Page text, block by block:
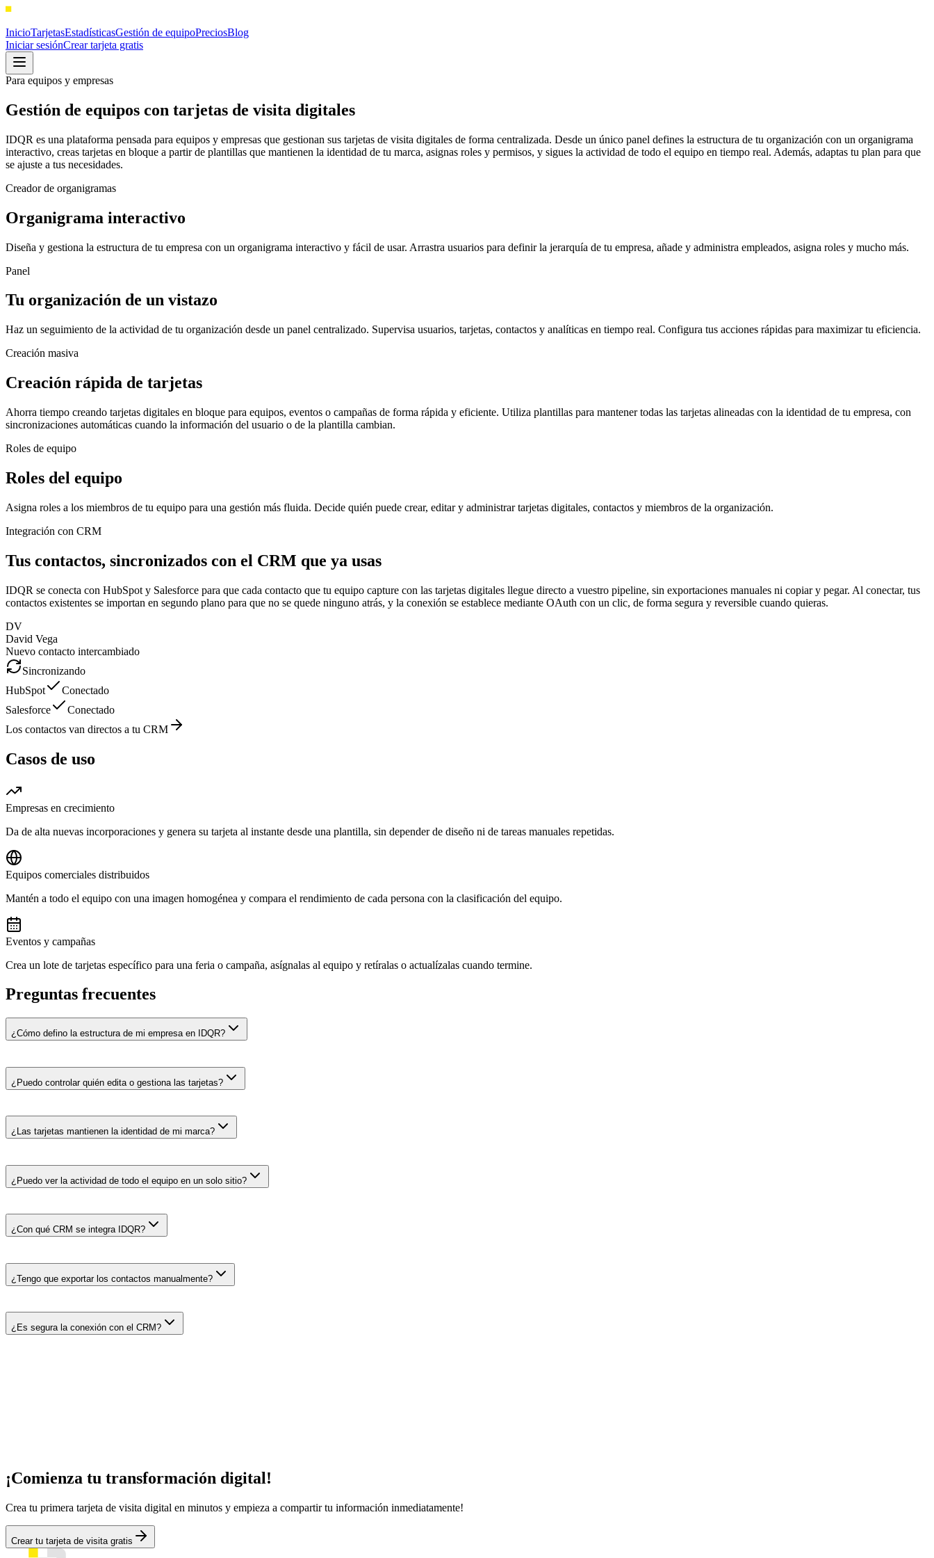
InicioTarjetasEstadísticasGestión de equipoPreciosBlog
Iniciar sesiónCrear tarjeta gratis
Para equipos y empresas
Gestión de equipos con tarjetas de visita digitales
IDQR es una plataforma pensada para equipos y empresas que gestionan sus tarjetas de visita digitales de forma centralizada. Desde un único panel defines la estructura de tu organización con un organigrama
interactivo, creas tarjetas en bloque a partir de plantillas que mantienen la identidad de tu marca, asignas roles y permisos, y sigues la actividad de todo el equipo en tiempo real. Además, adaptas tu plan para que
se ajuste a tus necesidades.
Creador de organigramas
Organigrama interactivo
Diseña y gestiona la estructura de tu empresa con un organigrama interactivo y fácil de usar. Arrastra usuarios para definir la jerarquía de tu empresa, añade y administra empleados, asigna roles y mucho más.
Panel
Tu organización de un vistazo
Haz un seguimiento de la actividad de tu organización desde un panel centralizado. Supervisa usuarios, tarjetas, contactos y analíticas en tiempo real. Configura tus acciones rápidas para maximizar tu eficiencia.
Creación masiva
Creación rápida de tarjetas
Ahorra tiempo creando tarjetas digitales en bloque para equipos, eventos o campañas de forma rápida y eficiente. Utiliza plantillas para mantener todas las tarjetas alineadas con la identidad de tu empresa, con
sincronizaciones automáticas cuando la información del usuario o de la plantilla cambian.
Roles de equipo
Roles del equipo
Asigna roles a los miembros de tu equipo para una gestión más fluida. Decide quién puede crear, editar y administrar tarjetas digitales, contactos y miembros de la organización.
Integración con CRM
Tus contactos, sincronizados con el CRM que ya usas
IDQR se conecta con HubSpot y Salesforce para que cada contacto que tu equipo capture con las tarjetas digitales llegue directo a vuestro pipeline, sin exportaciones manuales ni copiar y pegar. Al conectar, tus
contactos existentes se importan en segundo plano para que no se quede ninguno atrás, y la conexión se establece mediante OAuth con un clic, de forma segura y reversible cuando quieras.
DV
David Vega
Nuevo contacto intercambiado
Sincronizando
HubSpot
Conectado
Salesforce
Conectado
Los contactos van directos a tu CRM
Casos de uso
Empresas en crecimiento
Da de alta nuevas incorporaciones y genera su tarjeta al instante desde una plantilla, sin depender de diseño ni de tareas manuales repetidas.
Equipos comerciales distribuidos
Mantén a todo el equipo con una imagen homogénea y compara el rendimiento de cada persona con la clasificación del equipo.
Eventos y campañas
Crea un lote de tarjetas específico para una feria o campaña, asígnalas al equipo y retíralas o actualízalas cuando termine.
Preguntas frecuentes
¿Cómo defino la estructura de mi empresa en IDQR?
¿Puedo controlar quién edita o gestiona las tarjetas?
¿Las tarjetas mantienen la identidad de mi marca?
¿Puedo ver la actividad de todo el equipo en un solo sitio?
¿Con qué CRM se integra IDQR?
¿Tengo que exportar los contactos manualmente?
¿Es segura la conexión con el CRM?
¡Comienza tu transformación digital!
Crea tu primera tarjeta de visita digital en minutos y empieza a compartir tu información inmediatamente!
Crear tu tarjeta de visita gratis